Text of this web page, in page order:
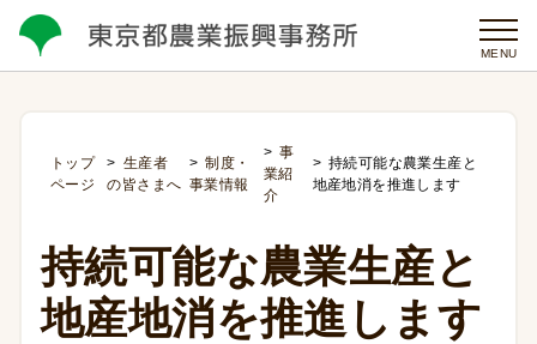
MENU
トップ
ページ
生産者
の皆さまへ
制度・
事業情報
事
業紹
介
持続可能な農業生産と
地産地消を推進します
持続可能な農業生産と
地産地消を推進します